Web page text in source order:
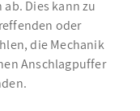
Dies kann zu
oder
die Mechanik
Anschlagpuffer